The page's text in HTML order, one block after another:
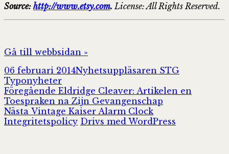
Source: http://www.etsy.com. License: All Rights Reserved.
Gå till webbsidan »
Postat
06 februari 2014Författare
Nyhetsuppläsaren STGKategorier
Typonyheter
Inläggsnavigering
Föregående Föregående
inlägg:
Eldridge Cleaver: Artikelen en
Toespraken na Zijn Gevangenschap
Nästa Nästa
inlägg:
Vintage Kaiser Alarm Clock
Integritetspolicy Drivs med WordPress